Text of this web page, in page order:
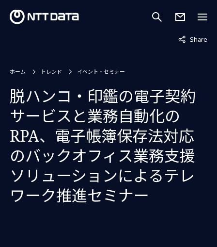
Share
非表示中
ホーム トレンド イベント・セミナー
脱ハンコ・印鑑の電子契約
サービスと業務自動化の
RPA、電子帳簿保存法対応
のバックオフィス業務支援
ソリューションによるテレ
ワーク推進セミナー